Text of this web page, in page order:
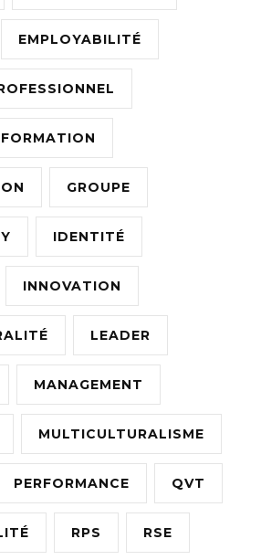
EMPLOYABILITÉ
FORMATION
GROUPE
IDENTITÉ
INNOVATION
LEADER
MANAGEMENT
MULTICULTURALISME
PERFORMANCE QVT
RPS RSE